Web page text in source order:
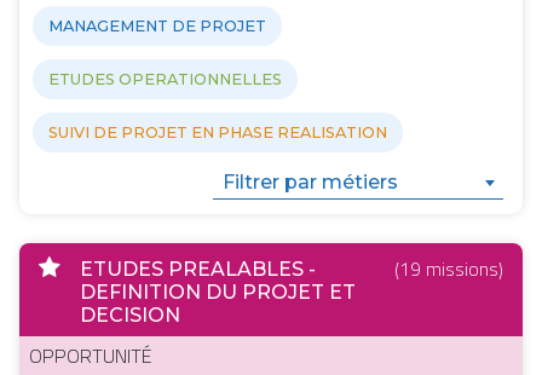
MANAGEMENT DE PROJET
ETUDES OPERATIONNELLES
SUIVI DE PROJET EN PHASE REALISATION
Filtrer par métiers
ETUDES PREALABLES -
DEFINITION DU PROJET ET
DECISION
(19 missions)
OPPORTUNITÉ